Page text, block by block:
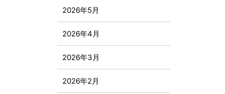
2026年5月
2026年4月
2026年3月
2026年2月